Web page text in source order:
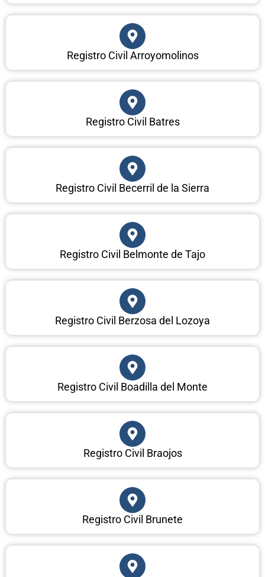
Registro Civil Arroyomolinos
Registro Civil Batres
Registro Civil Becerril de la Sierra
Registro Civil Belmonte de Tajo
Registro Civil Berzosa del Lozoya
Registro Civil Boadilla del Monte
Registro Civil Braojos
Registro Civil Brunete